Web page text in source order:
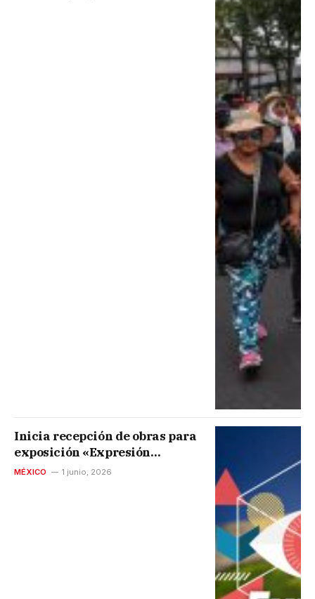
Inicia recepción de obras para
exposición «Expresión
plástica Cachanilla 2026»
MÉXICO 1 junio, 2026